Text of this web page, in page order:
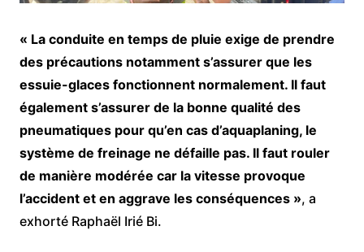
« La conduite en temps de pluie exige de prendre
des précautions notamment s’assurer que les
essuie-glaces fonctionnent normalement. Il faut
également s’assurer de la bonne qualité des
pneumatiques pour qu’en cas d’aquaplaning, le
système de freinage ne défaille pas. Il faut rouler
de manière modérée car la vitesse provoque
l’accident et en aggrave les conséquences », a
exhorté Raphaël Irié Bi.